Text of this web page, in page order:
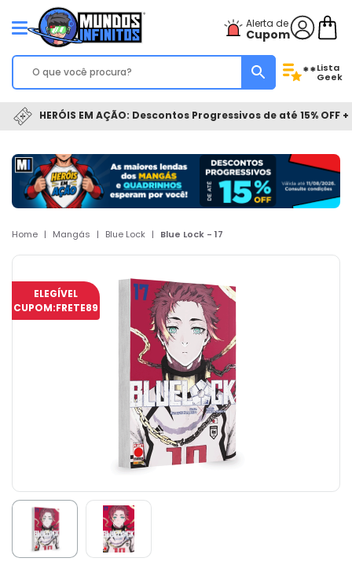
Alerta de
Cupom
**Lista
Geek
HERÓIS EM AÇÃO: Descontos Progressivos de até 15% OFF
Home | Mangás | Blue Lock | Blue Lock - 17
ELEGÍVEL
CUPOM:FRETE89